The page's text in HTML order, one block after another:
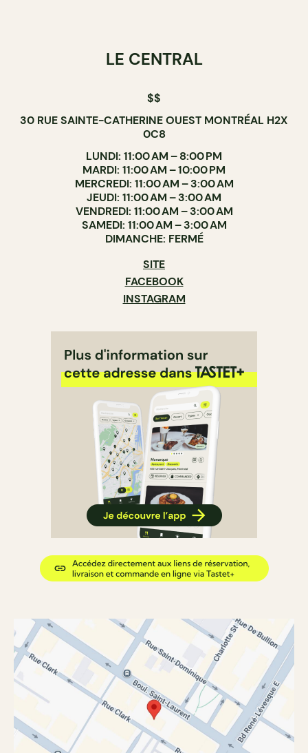
LE CENTRAL
$$
30 RUE SAINTE-CATHERINE OUEST MONTRÉAL H2X
0C8
LUNDI: 11:00 AM – 8:00 PM
MARDI: 11:00 AM – 10:00 PM
MERCREDI: 11:00 AM – 3:00 AM
JEUDI: 11:00 AM – 3:00 AM
VENDREDI: 11:00 AM – 3:00 AM
SAMEDI: 11:00 AM – 3:00 AM
DIMANCHE: FERMÉ
SITE
FACEBOOK
INSTAGRAM